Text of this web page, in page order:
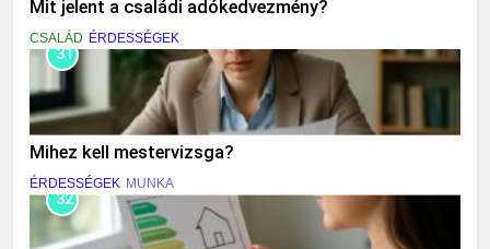
Mit jelent a családi adókedvezmény?
CSALÁD ÉRDESSÉGEK
31
Mihez kell mestervizsga?
ÉRDESSÉGEK MUNKA
32